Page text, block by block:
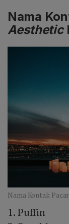
Nama
Aesthetic
Nama Kontak
1. Puffin